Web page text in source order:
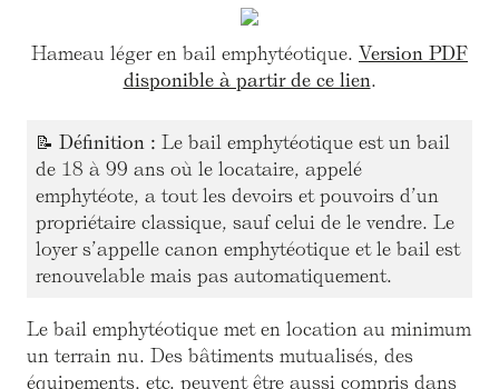
Hameau léger en bail emphytéotique. Version PDF
disponible à partir de ce lien.
📝 Définition : Le bail emphytéotique est un bail
de 18 à 99 ans où le locataire, appelé
emphytéote, a tout les devoirs et pouvoirs d’un
propriétaire classique, sauf celui de le vendre. Le
loyer s’appelle canon emphytéotique et le bail est
renouvelable mais pas automatiquement.
Le bail emphytéotique met en location au minimum
un terrain nu. Des bâtiments mutualisés, des
équipements, etc. peuvent être aussi compris dans